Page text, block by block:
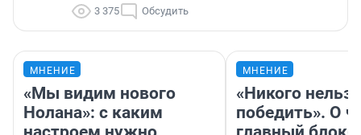
3 375 Обсудить
МНЕНИЕ
«Мы видим нового
Нолана»: с каким
МНЕНИЕ
«Никого нельзя
победить». О